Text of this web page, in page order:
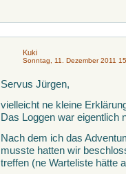
Kuki
Sonntag, 11. Dezember 2011
Servus Jürgen,
vielleicht ne kleine
Das Loggen war eigentlich
Nach dem ich das
musste hatten wir
treffen (ne Warteliste hätte